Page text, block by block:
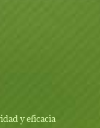
y eficacia